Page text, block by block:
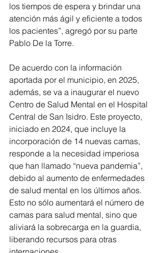
los tiempos de espera y brindar una
atención más ágil y eficiente a todos
los pacientes”, agregó por su parte
Pablo De la Torre.
De acuerdo con la información
aportada por el municipio, en 2025,
además, se va a inaugurar el nuevo
Centro de Salud Mental en el Hospital
Central de San Isidro. Este proyecto,
iniciado en 2024, que incluye la
incorporación de 14 nuevas camas,
responde a la necesidad imperiosa
que han llamado “nueva pandemia”,
debido al aumento de enfermedades
de salud mental en los últimos años.
Esto no sólo aumentará el número de
camas para salud mental, sino que
aliviará la sobrecarga en la guardia,
liberando recursos para otras